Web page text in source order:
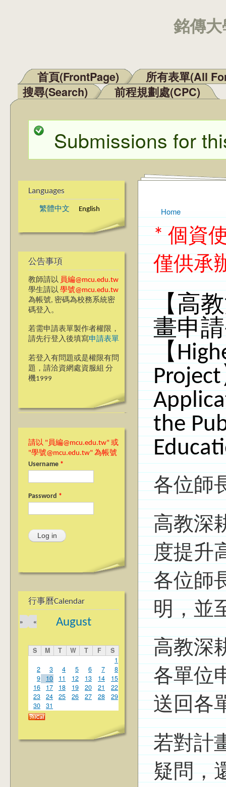
銘傳
Main menu
首頁(FrontPage)
所有表單(All
搜尋(Search)
前程規劃處(CPC)
Status message
Submissions for
Languages
繁體中文 English
公告事項
教師請以 員編@mcu.edu.tw
學生請以 學號@mcu.edu.tw
為帳號, 密碼為校務系統密
碼登入。
若需申請表單製作者權限，
請先行登入後填寫申請表單
若登入有問題或是權限有問
題，請洽資網處資服組 分
機1999
請以 "員編@mcu.edu.tw" 或
"學號@mcu.edu.tw" 為帳號
Username *
Password *
行事曆Calendar
August
«
»
S M T W T F
S
1
2
3 4 5 6 7
8
9
10 11 12 13 14
15
16
17 18 19 20 21
22
23
24 25 26 27 28
29
30
31
You are here
Home
* 個資
僅供承
【高
畫申
【
the
各位師
高教深
度提升
各位師
明，並
高教深
各單位
送回各
若對計
疑問，